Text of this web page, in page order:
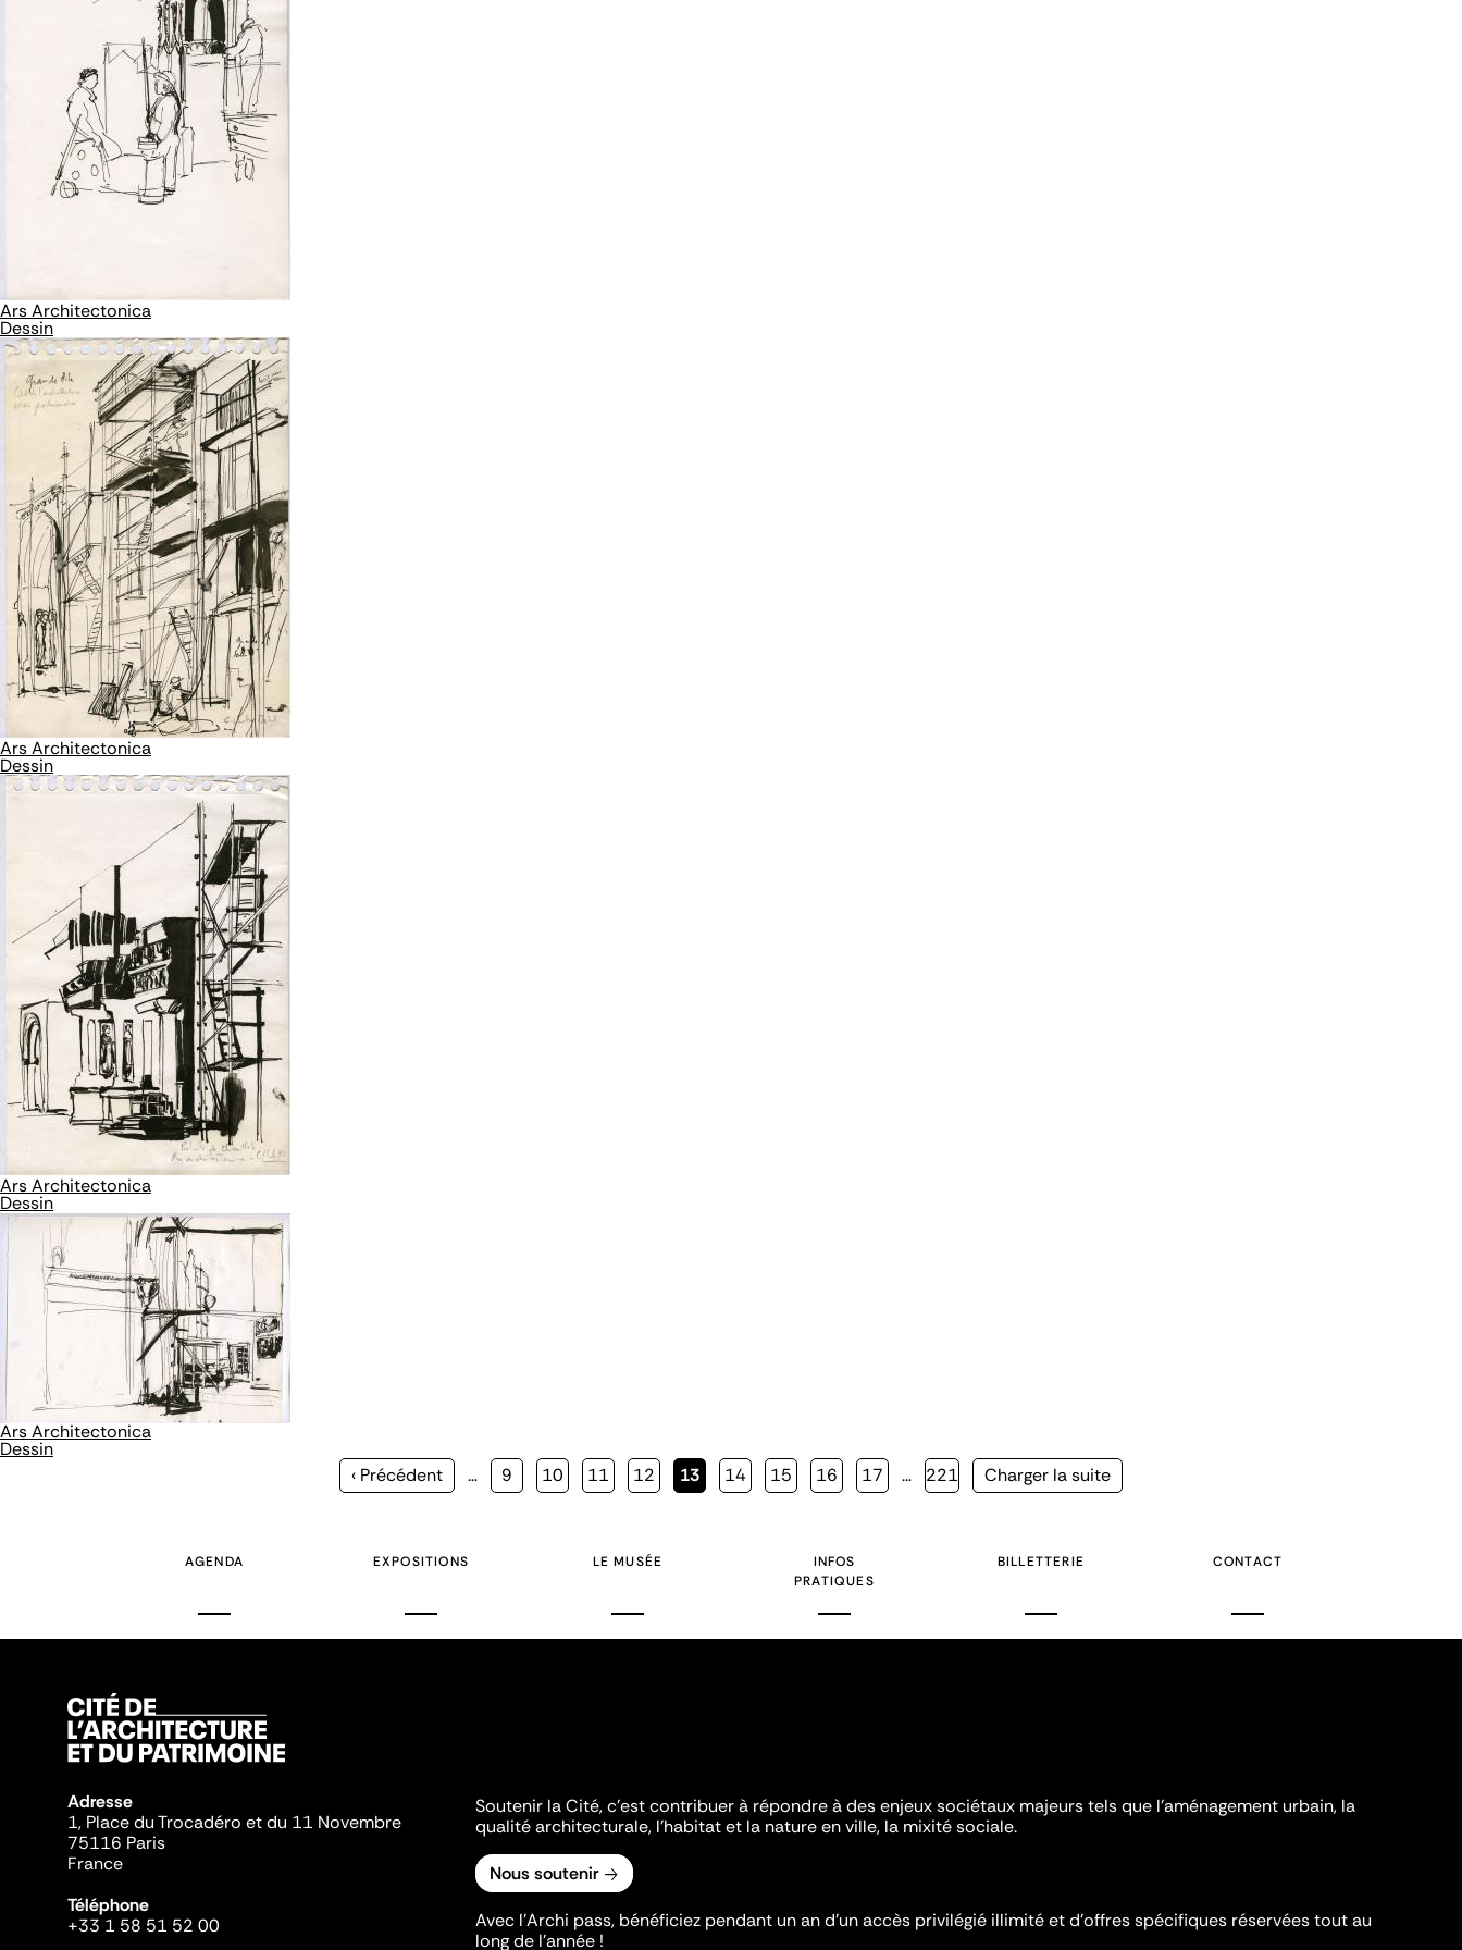
Ars Architectonica
Dessin
Ars Architectonica
Dessin
Ars Architectonica
Dessin
Ars Architectonica
Dessin
Page
‹ Précédent … Page
9 Page
10 Page
11 Page
12
Page
13 Page
14 Page
15 Page
16 Page
17 … Page
221
Page
Charger la suite
AGENDA EXPOSITIONS LE MUSÉE
INFOS
PRATIQUES
BILLETTERIE CONTACT
Adresse
1, Place du Trocadéro et du 11 Novembre
75116 Paris
France
Téléphone
+33 1 58 51 52 00
Soutenir la Cité, c'est contribuer à répondre à des enjeux sociétaux majeurs tels que l'aménagement urbain, la
qualité architecturale, l'habitat et la nature en ville, la mixité sociale.
Nous soutenir
Avec l’Archi pass, bénéficiez pendant un an d’un accès privilégié illimité et d’offres spécifiques réservées tout au
long de l’année !